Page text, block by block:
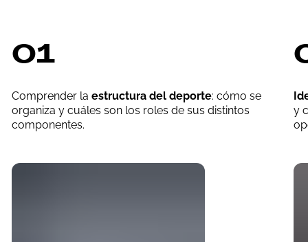
01
Comprender la estructura del deporte: cómo se
organiza y cuáles son los roles de sus distintos
componentes.
y